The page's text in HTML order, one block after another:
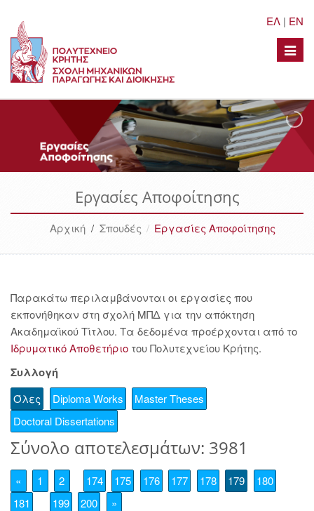
ΕΛ | EN
Toggle
Εργασίες Αποφοίτησης
Αρχική/ Σπουδές Εργασίες Αποφοίτησης
Παρακάτω περιλαμβάνονται οι εργασίες που
εκπονήθηκαν στη σχολή ΜΠΔ για την απόκτηση
Ακαδημαϊκού Τίτλου. Τα δεδομένα προέρχονται από το
Ιδρυματικό Αποθετήριο του Πολυτεχνείου Κρήτης.
Συλλογή
Όλες Diploma Works
Master Theses
Doctoral Dissertations
Σύνολο αποτελεσμάτων: 3981
« 1 2 174 175 176 177 178 179
180
181
199 200 »